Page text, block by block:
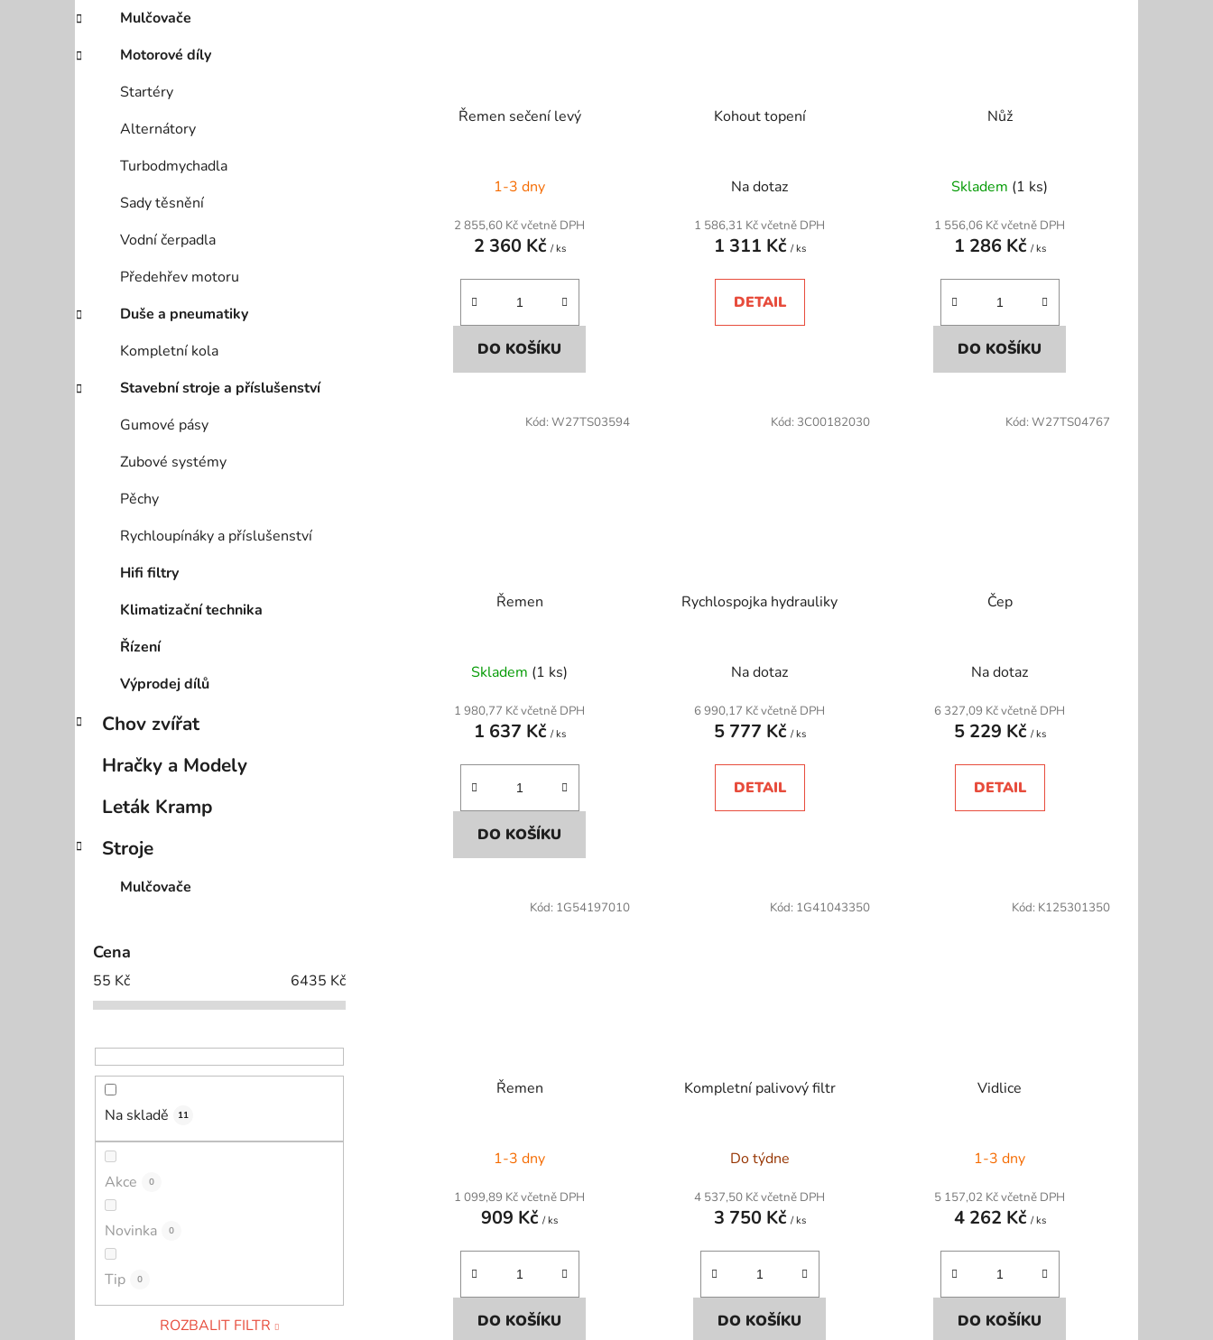
Mulčovače
Motorové díly
Startéry
Alternátory
Turbodmychadla
Sady těsnění
Vodní čerpadla
Předehřev motoru
Duše a pneumatiky
Kompletní kola
Stavební stroje a příslušenství
Gumové pásy
Zubové systémy
Pěchy
Rychloupínáky a příslušenství
Hifi filtry
Klimatizační technika
Řízení
Výprodej dílů
Chov zvířat
Hračky a Modely
Leták Kramp
Stroje
Mulčovače
Cena
55 Kč 6435 Kč
Na skladě 11
Akce 0
Novinka 0
Tip 0
ROZBALIT FILTR
Řemen sečení levý
1-3 dny
2 855,60 Kč včetně DPH
2 360 Kč / ks
DO KOŠÍKU
Kohout topení
Na dotaz
1 586,31 Kč včetně DPH
1 311 Kč / ks
DETAIL
Nůž
Skladem (1 ks)
1 556,06 Kč včetně DPH
1 286 Kč / ks
DO KOŠÍKU
Řemen
Skladem (1 ks)
1 980,77 Kč včetně DPH
1 637 Kč / ks
DO KOŠÍKU
Kód: W27TS03594
Rychlospojka hydrauliky
Na dotaz
6 990,17 Kč včetně DPH
5 777 Kč / ks
DETAIL
Kód: 3C00182030
Čep
Na dotaz
6 327,09 Kč včetně DPH
5 229 Kč / ks
DETAIL
Kód: W27TS04767
Řemen
1-3 dny
1 099,89 Kč včetně DPH
909 Kč/ ks
DO KOŠÍKU
Kód: 1G54197010
Kompletní palivový filtr
Do týdne
4 537,50 Kč včetně DPH
3 750 Kč / ks
DO KOŠÍKU
Kód: 1G41043350
Vidlice
1-3 dny
5 157,02 Kč včetně DPH
4 262 Kč / ks
DO KOŠÍKU
Kód: K125301350